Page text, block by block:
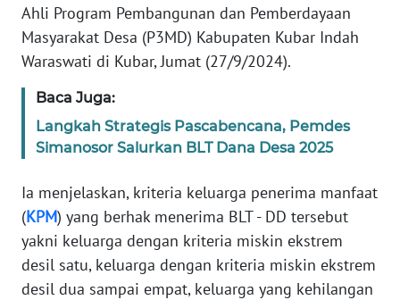
Ahli Program Pembangunan dan Pemberdayaan
Masyarakat Desa (P3MD) Kabupaten Kubar Indah
Waraswati di Kubar, Jumat (27/9/2024).
Baca Juga:
Langkah Strategis Pascabencana, Pemdes
Simanosor Salurkan BLT Dana Desa 2025
Ia menjelaskan, kriteria keluarga penerima manfaat
(KPM) yang berhak menerima BLT - DD tersebut
yakni keluarga dengan kriteria miskin ekstrem
desil satu, keluarga dengan kriteria miskin ekstrem
desil dua sampai empat, keluarga yang kehilangan
JAKARTA
WN
WN
WN
NTT
WN